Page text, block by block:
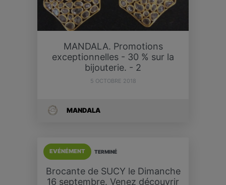
MANDALA. Promotions
exceptionnelles - 30 % sur la
bijouterie. - 2
5 OCTOBRE 2018
MANDALA
TERMINÉ
EVÉNÉMENT
Brocante de SUCY le Dimanche
16 septembre. Venez découvrir